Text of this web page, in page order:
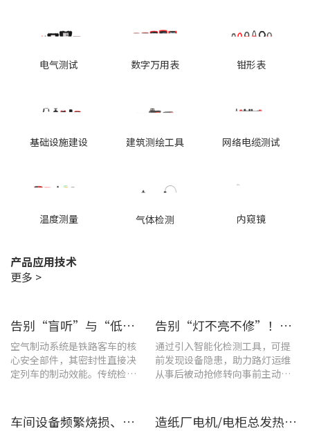
电气测试 数字万用表 钳形表
基础设施建设 建筑测绘工具 网络电缆测试
温度测量 气体检测 内窥镜
产品应用技术
更多 >
告别“盲听”与“低效” | 优利德智能检测方案助力铁路运维检修提质增效
空气制动系统是铁路客车的核
心安全部件，其密封性直接决
定列车的制动效能。传统检修
更易造成漏检
告别“灯不亮不修”！优利德产品组合赋能城市道路照明设施运维更高效
通过引入智能化检测工具，可提
前发现设备隐患，助力路灯运维
从事后被动抢修转向事前主动预
车间设备频繁烧损、无故停机?一台UT285C搞定电能质量隐患 造纸厂电机/电柜总发热？这套7×24h在线监测方案帮你“扼杀”热隐患！